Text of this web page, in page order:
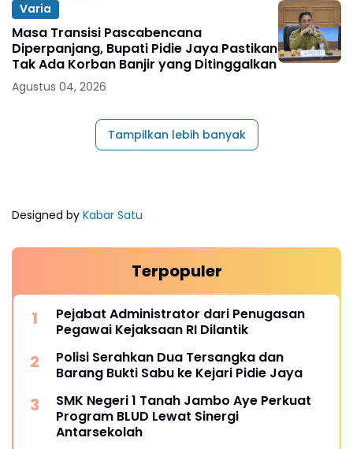
Varia
Masa Transisi Pascabencana
Diperpanjang, Bupati Pidie Jaya Pastikan
Tak Ada Korban Banjir yang Ditinggalkan
Agustus 04, 2026
Tampilkan lebih banyak
Designed by Kabar Satu
Terpopuler
Pejabat Administrator dari Penugasan
Pegawai Kejaksaan RI Dilantik
Polisi Serahkan Dua Tersangka dan
Barang Bukti Sabu ke Kejari Pidie Jaya
SMK Negeri 1 Tanah Jambo Aye Perkuat
Program BLUD Lewat Sinergi
Antarsekolah